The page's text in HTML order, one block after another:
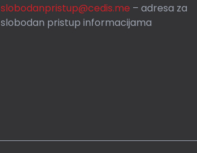
slobodanpristup@cedis.me – adresa za
slobodan pristup informacijama